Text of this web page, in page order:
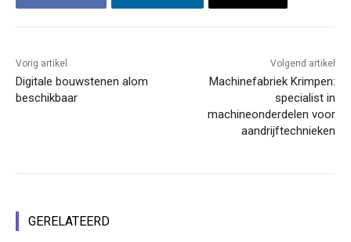
Vorig artikel
Digitale bouwstenen alom
beschikbaar
Volgend artikel
Machinefabriek Krimpen:
specialist in
machineonderdelen voor
aandrijftechnieken
GERELATEERD